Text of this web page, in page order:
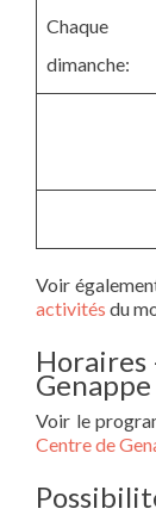
Chaque
dimanche:
Voir
activités du
Horaires
Voir le
Centre de